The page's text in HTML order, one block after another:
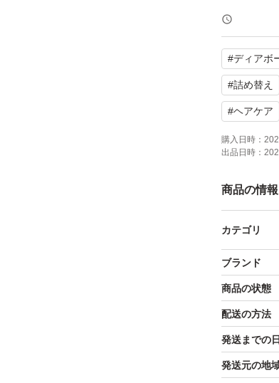
【商品名
【容量】
【商品の
よろしく
#ディアボ
#詰め替え
#ヘアケア
購入日時：
出品日時：
商品の情報
カテゴリ
ブランド
商品の状態
配送の方法
発送までの
発送元の地
ユーザーの実績について
リマが定めた一定の基準を満たしたユーザーにバッジを付与
Yahoo!フリマの基準をクリアした安心・安全なユ
このユーザーはYahoo!フリマの取引を完了させた
この商品の情報をコピーします
必ずご自身の商品に合わせて編集してくだ